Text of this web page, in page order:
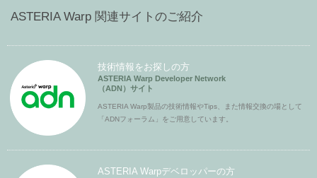
ASTERIA Warp 関連サイトのご紹介
技術情報をお探しの方
ASTERIA Warp Developer Network
（ADN）サイト
ASTERIA Warp製品の技術情報やTips、また情報交換の場として
「ADNフォーラム」をご用意しています。
ASTERIA Warpデベロッパーの方